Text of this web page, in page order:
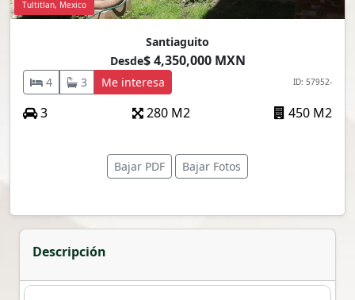
Tultitlan, Mexico
Santiaguito
Desde$ 4,350,000 MXN
4 3 Me interesa ID: 57952-
3 280 M2 450 M2
Bajar PDF Bajar Fotos
Descripción